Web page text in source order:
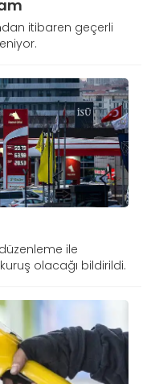
itibaren geçerli
ile
olacağı bildirildi.